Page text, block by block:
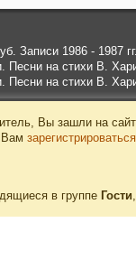
Записи 1986 - 1987
на стихи В.
на стихи В.
Вы зашли на сайт
зарегистрироваться
в группе Гости